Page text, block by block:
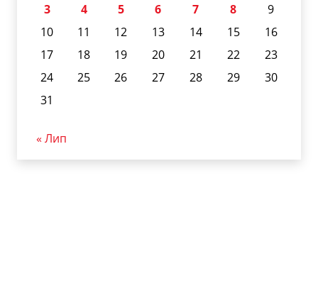
3
4 5 6 7 8
9
10
11 12 13 14 15
16
17
18 19 20 21 22
23
24
25 26 27 28 29
30
31
« Лип